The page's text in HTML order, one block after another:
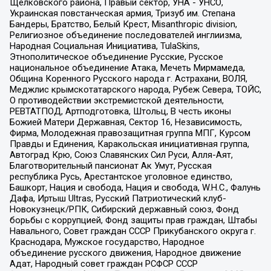
Щелковского района, Правый сектор, УНА - УНСО,
Украинская повстанческая армия, Тризуб им. Степана
Бандеры, Братство, Белый Крест, Misanthropic division,
Религиозное объединение последователей инглиизма,
Народная Социальная Инициатива, TulaSkins,
Этнополитическое объединение Русские, Русское
национальное объединение Атака, Мечеть Мирмамеда,
Община Коренного Русского народа г. Астрахани, ВОЛЯ,
Меджлис крымскотатарского народа, Рубеж Севера, ТОЙС,
О противодействии экстремистской деятельности,
РЕВТАТПОД, Артподготовка, Штольц, В честь иконы
Божией Матери Державная, Сектор 16, Независимость,
Фирма, Молодежная правозащитная группа МПГ, Курсом
Правды и Единения, Каракольская инициативная группа,
Автоград Крю, Союз Славянских Сил Руси, Алля-Аят,
Благотворительный пансионат Ак Умут, Русская
республика Русь, Арестантское уголовное единство,
Башкорт, Нация и свобода, Нация и свобода, W.H.С., Фалунь
Дафа, Иртыш Ultras, Русский Патриотический клуб-
Новокузнецк/РПК, Сибирский державный союз, Фонд
борьбы с коррупцией, Фонд защиты прав граждан, Штабы
Навального, Совет граждан СССР Прикубанского округа г.
Краснодара, Мужское государство, Народное
объединение русского движения, Народное движение
Адат, Народный совет граждан РСФСР СССР